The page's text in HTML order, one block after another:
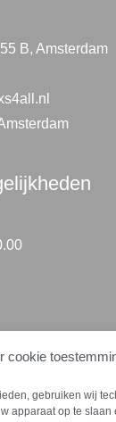
cookie
gebruiken wij
apparaat op te slaan
B, Amsterdam